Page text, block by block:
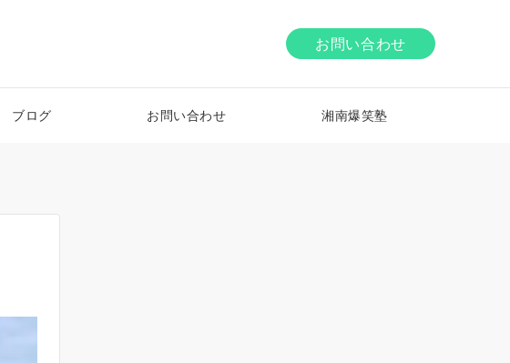
お問い合わせ
ブログ お問い合わせ 湘南爆笑塾